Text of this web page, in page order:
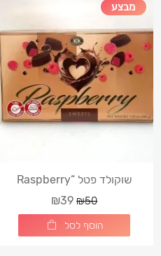
מבצע
שוקולד פטל “Raspberry
Sweets”
₪50
₪39
הוסף לסל
Luxury Red & White Rose Box |